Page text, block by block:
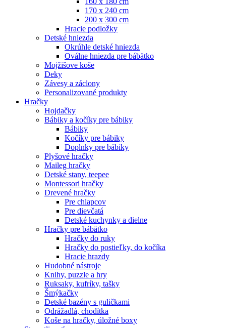
170 x 240 cm
200 x 300 cm
Hracie podložky
Detské hniezda
Okrúhle detské hniezda
Oválne hniezda pre bábätko
Mojžišove koše
Deky
Závesy a záclony
Personalizované produkty
Hračky
Hojdačky
Bábiky a kočíky pre bábiky
Bábiky
Kočíky pre bábiky
Doplnky pre bábiky
Plyšové hračky
Maileg hračky
Detské stany, teepee
Montessori hračky
Drevené hračky
Pre chlapcov
Pre dievčatá
Detské kuchynky a dielne
Hračky pre bábätko
Hračky do ruky
Hračky do postieľky, do kočíka
Hracie hrazdy
Hudobné nástroje
Knihy, puzzle a hry
Ruksaky, kufríky, tašky
Šmýkačky
Detské bazény s guličkami
Odrážadlá, chodítka
Koše na hračky, úložné boxy